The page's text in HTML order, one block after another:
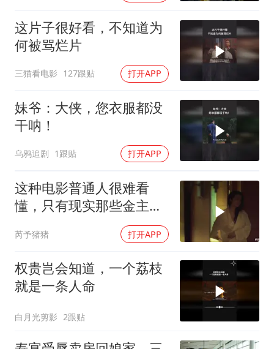
总书记点赞的非遗苗绣焕发新生机
这片子很好看，不知道为
何被骂烂片
三猫看电影 127跟贴 打开APP
妹爷：大侠，您衣服都没
干呐！
乌鸦追剧 1跟贴 打开APP
这种电影普通人很难看
懂，只有现实那些金主看
芮予猪猪 打开APP
权贵岂会知道，一个荔枝
就是一条人命
白月光剪影 2跟贴